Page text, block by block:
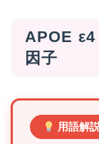
APOE ε4
因子
用語解